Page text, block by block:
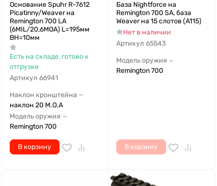
Основание Spuhr R-7612
Picatinny/Weaver на
Remington 700 LA
(6MIL/20,6MOA) L=195мм
ВН=10мм
Есть на складе, готово к
отгрузке
Артикул 66941
Наклон кронштейна —
наклон 20 M.O.A
Модель оружия —
Remington 700
В корзину
База Nightforce на
Remington 700 SA, база
Weaver на 15 слотов (A115)
Нет в наличии
Артикул 65543
Модель оружия —
Remington 700
В корзину